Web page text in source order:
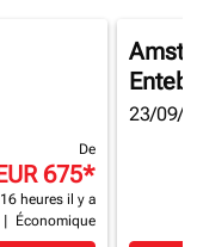
De
675*
heures il y a
Économique
23/09/